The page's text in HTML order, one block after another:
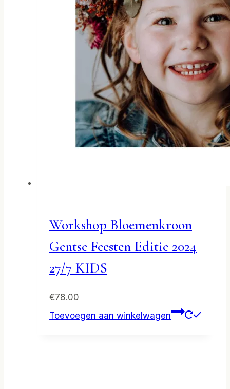
Workshop Bloemenkroon
Gentse Feesten Editie 2024
27/7 KIDS
€78.00
Toevoegen aan winkelwagen